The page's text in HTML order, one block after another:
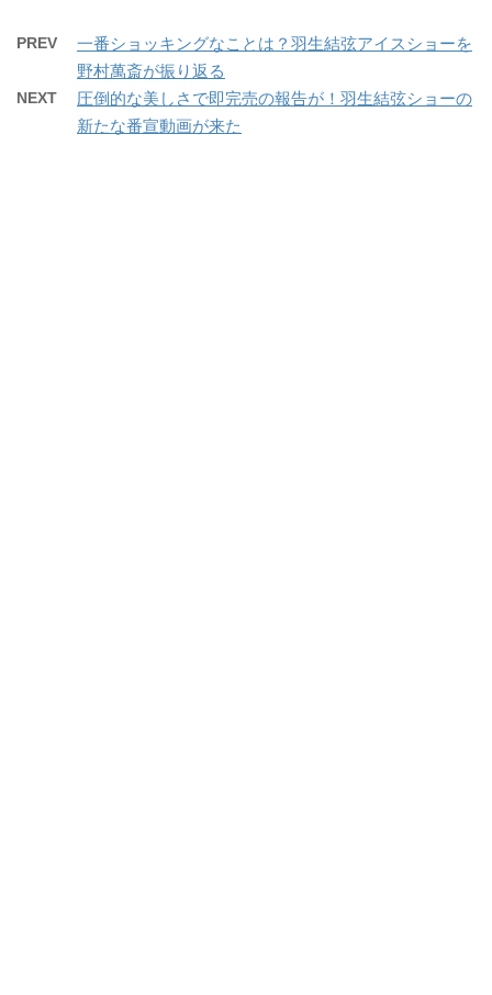
PREV
一番ショッキングなことは？羽生結弦アイスショーを
野村萬斎が振り返る
NEXT
圧倒的な美しさで即完売の報告が！羽生結弦ショーの
新たな番宣動画が来た